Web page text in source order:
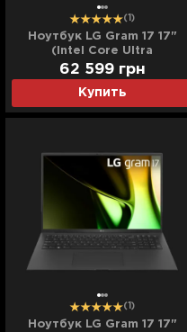
(1)
Ноутбук LG Gram 17 17"
(Intel Core Ultra
7/16GB/1TB (SSD)/Intel Arc)
(17Z90S-G.AAB5U11)
(Standard)
Купить
62 599 грн
(1)
Ноутбук LG Gram 17 17"